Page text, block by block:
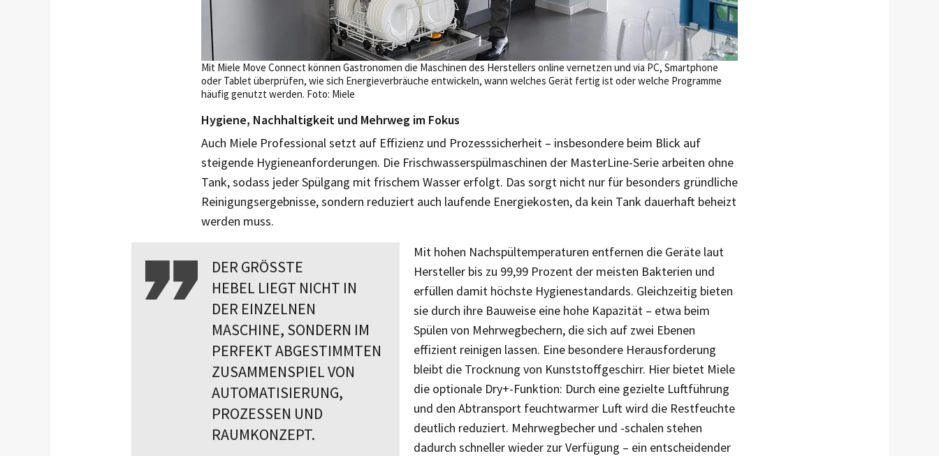
Mit Miele Move Connect können Gastronomen die Maschinen des Herstellers online vernetzen und via PC, Smartphone
oder Tablet über­prüfen, wie sich Energieverbräuche entwickeln, wann welches Gerät fertig ist oder welche Programme
häufig genutzt werden. Foto: Miele
Hygiene, Nachhaltigkeit und Mehrweg im Fokus
Auch Miele Professional setzt auf Effizienz und Prozesssicherheit – insbesondere beim Blick auf
steigende Hygieneanforderungen. Die Frischwasser­spülmaschinen der MasterLine-Serie arbeiten ohne
Tank, sodass jeder Spülgang mit frischem Wasser erfolgt. Das sorgt nicht nur für besonders gründliche
Reinigungsergebnisse, sondern reduziert auch laufende Energiekosten, da kein Tank dauerhaft beheizt
werden muss.
DER GRÖSSTE
HEBEL LIEGT NICHT IN
DER EINZELNEN
MASCHINE, SONDERN IM
PERFEKT ABGESTIMMTEN
ZUSAMMENSPIEL VON
AUTOMATISIERUNG,
PROZESSEN UND
RAUMKONZEPT.
Mit hohen Nachspültemperaturen entfernen die Geräte laut
Hersteller bis zu 99,99 Prozent der meisten Bakterien und
erfüllen damit höchste Hygienestandards. Gleichzeitig bieten
sie durch ihre Bauweise eine hohe Kapazität – etwa beim
Spülen von Mehrwegbechern, die sich auf zwei Ebenen
effizient reinigen lassen. Eine besondere Herausforderung
bleibt die Trocknung von Kunststoffgeschirr. Hier bietet Miele
die optionale Dry+-Funktion: Durch eine gezielte Luftführung
und den Abtransport feuchtwarmer Luft wird die Restfeuchte
deutlich reduziert. Mehrwegbecher und -schalen stehen
dadurch schneller wieder zur Verfügung – ein entscheidender